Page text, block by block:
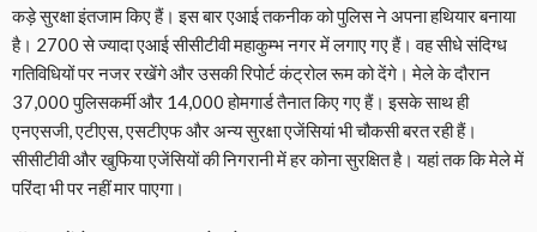
कड़े सुरक्षा इंतजाम किए हैं। इस बार एआई तकनीक को पुलिस ने अपना हथियार बनाया
है। 2700 से ज्यादा एआई सीसीटीवी महाकुम्भ नगर में लगाए गए हैं। वह सीधे संदिग्ध
गतिविधियों पर नजर रखेंगे और उसकी रिपोर्ट कंट्रोल रूम को देंगे। मेले के दौरान
37,000 पुलिसकर्मी और 14,000 होमगार्ड तैनात किए गए हैं। इसके साथ ही
एनएसजी, एटीएस, एसटीएफ और अन्य सुरक्षा एजेंसियां भी चौकसी बरत रही हैं।
सीसीटीवी और खुफिया एजेंसियों की निगरानी में हर कोना सुरक्षित है। यहां तक कि मेले में
परिंदा भी पर नहीं मार पाएगा।